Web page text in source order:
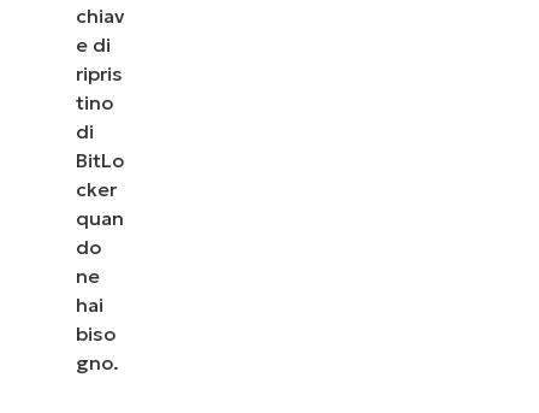
chiav
e di
ripris
tino
di
BitLo
cker
quan
do
ne
hai
biso
gno.